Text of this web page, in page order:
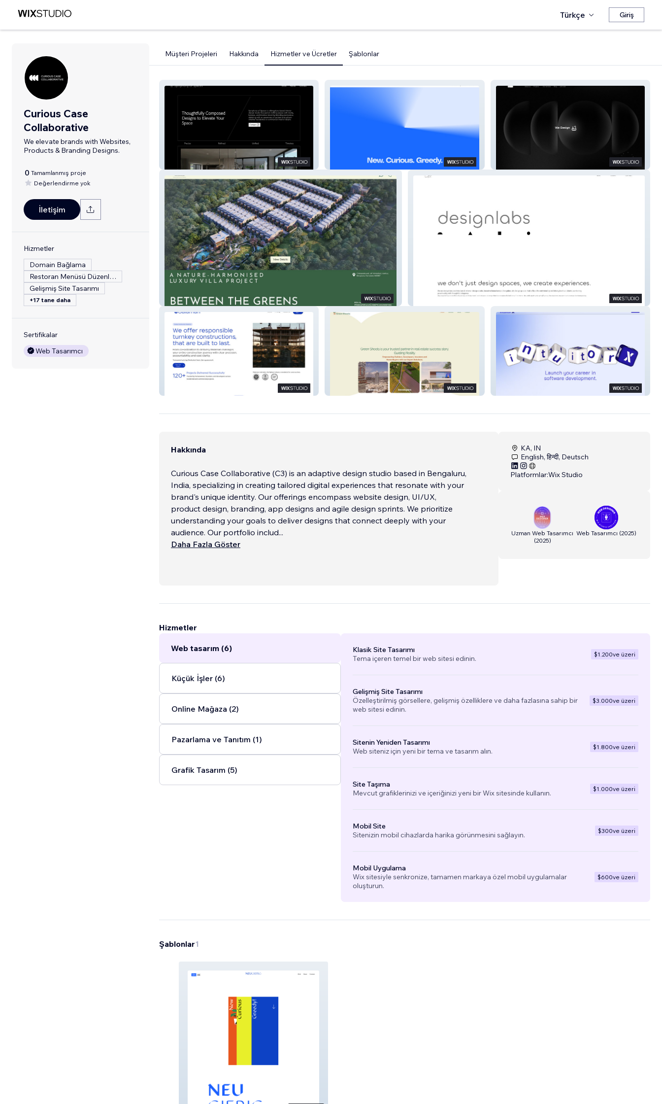
Türkçe Giriş
Curious Case
Collaborative
We elevate brands with Websites,
Products & Branding Designs.
0 Tamamlanmış proje
Değerlendirme yok
İletişim
Hizmetler
Domain Bağlama
Restoran Menüsü Düzenleme
Gelişmiş Site Tasarımı
+17 tane daha
Sertifikalar
Web Tasarımcı
Müşteri Projeleri Hakkında Hizmetler ve Ücretler Şablonlar
Symphony of Spaces Design Agency
Betweenthegreens Design Labs
Green Shoots
Hakkında
Curious Case Collaborative (C3) is an adaptive design studio based in Bengaluru,
India, specializing in creating tailored digital experiences that resonate with your
brand's unique identity. Our offerings encompass website design, UI/UX,
product design, branding, app designs and agile design sprints. We prioritize
understanding your goals to deliver designs that connect deeply with your
audience. Our portfolio includ...
Daha Fazla Göster
KA, IN
English, हिन्दी, Deutsch
Platformlar:Wix Studio
Uzman Web Tasarımcı
(2025)
Web Tasarımcı (2025)
Hizmetler
Web tasarım (6)
Küçük İşler (6)
Online Mağaza (2)
Pazarlama ve Tanıtım (1)
Grafik Tasarım (5)
Klasik Site Tasarımı
Tema içeren temel bir web sitesi edinin.
$1.200ve üzeri
Gelişmiş Site Tasarımı
Özelleştirilmiş görsellere, gelişmiş özelliklere ve daha fazlasına sahip bir
web sitesi edinin.
$3.000ve üzeri
Sitenin Yeniden Tasarımı
Web siteniz için yeni bir tema ve tasarım alın.
$1.800ve üzeri
Site Taşıma
Mevcut grafiklerinizi ve içeriğinizi yeni bir Wix sitesinde kullanın.
$1.000ve üzeri
Mobil Site
Sitenizin mobil cihazlarda harika görünmesini sağlayın.
$300ve üzeri
Mobil Uygulama
Wix sitesiyle senkronize, tamamen markaya özel mobil uygulamalar
oluşturun.
$600ve üzeri
Şablonlar1